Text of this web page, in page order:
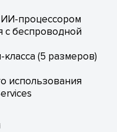
ИИ-процессором
с беспроводной
(5 размеров)
использования